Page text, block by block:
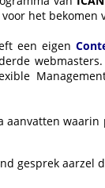
het bekomen
een eigen
aanvatten
gesprek